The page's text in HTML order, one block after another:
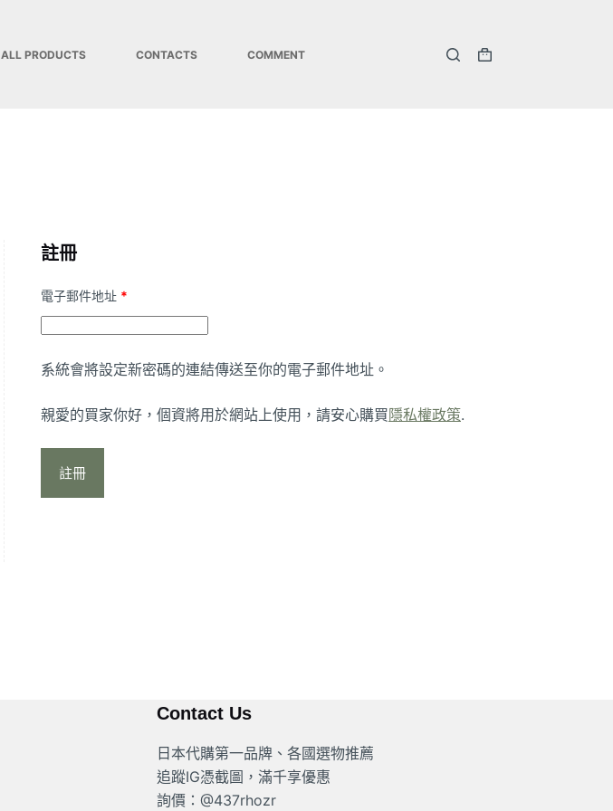
ALL PRODUCTS CONTACTS COMMENT
購
註冊
電子郵件地址 *
填
系統會將設定新密碼的連結傳送至你的電子郵件地址。
親愛的買家你好，個資將用於網站上使用，請安心購買隱私權政策.
註冊
Contact Us
日本代購第一品牌、各國選物推薦
追蹤IG憑截圖，滿千享優惠
詢價：@437rhozr